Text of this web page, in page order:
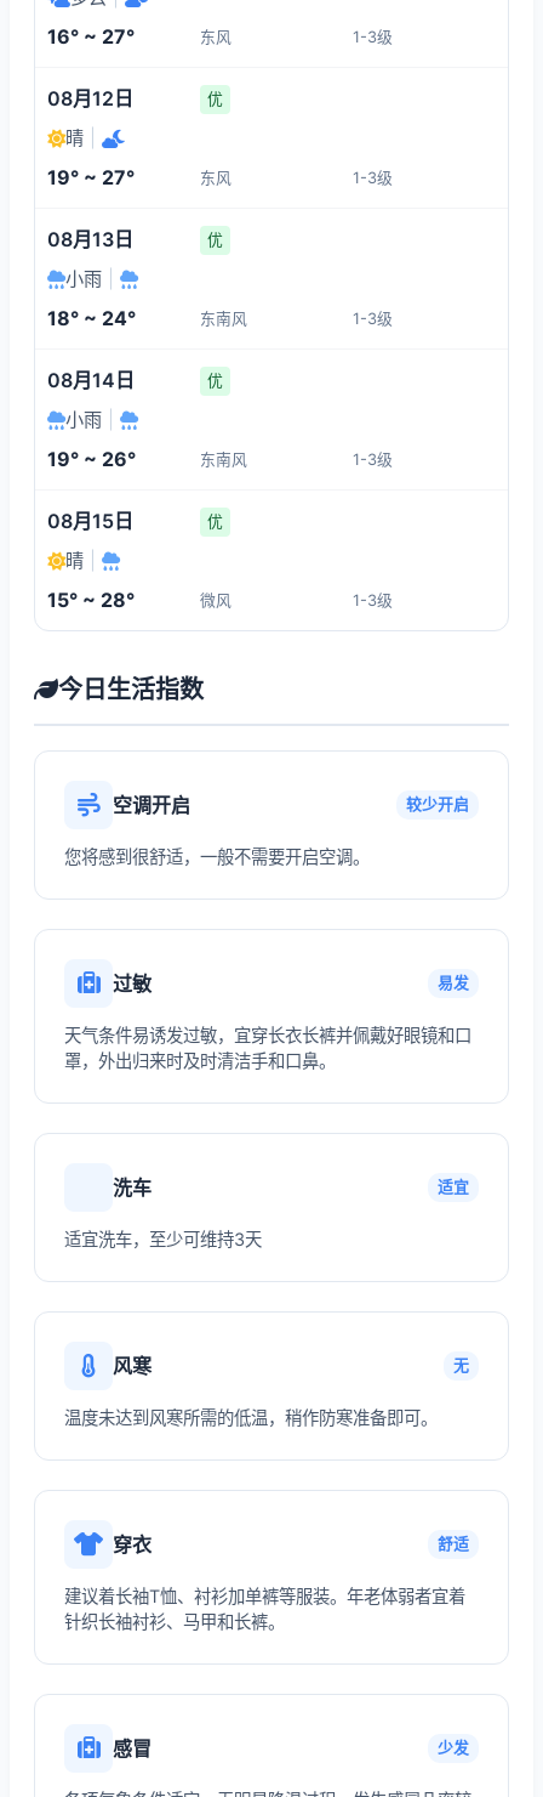
15°
1-3
16° ~ 27° 东风 1-3级
08月12日 优
晴
19° ~ 27° 东风 1-3级
08月13日 优
小雨
18° ~ 24° 东南风 1-3级
08月14日 优
小雨
19° ~ 26° 东南风 1-3级
08月15日 优
晴
15° ~ 28° 微风 1-3级
今日生活指数
空调开启 较少开启
您将感到很舒适，一般不需要开启空调。
过敏 易发
天气条件易诱发过敏，宜穿长衣长裤并佩戴好眼镜和口
罩，外出归来时及时清洁手和口鼻。
洗车 适宜
适宜洗车，至少可维持3天
风寒 无
温度未达到风寒所需的低温，稍作防寒准备即可。
穿衣 舒适
建议着长袖T恤、衬衫加单裤等服装。年老体弱者宜着
针织长袖衬衫、马甲和长裤。
感冒 少发